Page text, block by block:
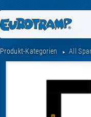
Produkt-Kategorien All